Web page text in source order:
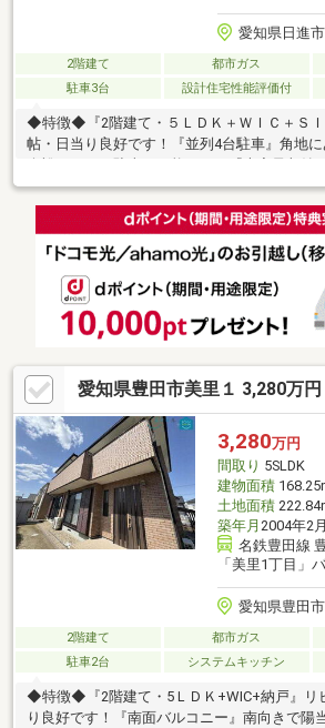
愛知県日進
2階建て 都市ガス
駐車3台
設計住宅性能評価付
◆特徴◆『2階建て・５ＬＤＫ＋ＷＩＣ＋Ｓ
帖・日当り良好です！『並列4台駐車』角地に
ウォークインクローゼット、パントリー、小
納、玄関収納、シューズクローゼットもある
は困りません！◆設備仕様◆『長期優良住宅
優良住宅取得！しっかりメンテナンスすれば
し後、ご入居前にリフォーム可能です！ご相
し期日は2027年1月下旬以降となります。
愛知県豊田市美里１ 3,280万
3,280万円
間取り 5SLDK
建物面積
土地面積
築年月 2004年2
名鉄豊田線
「美里1丁目」
愛知県豊田市
2階建て 都市ガス
駐車2台
システムキッチン
◆特徴◆『2階建て・5ＬＤＫ+WIC+納戸』リ
り良好です！『南面バルコニー』南向きで陽